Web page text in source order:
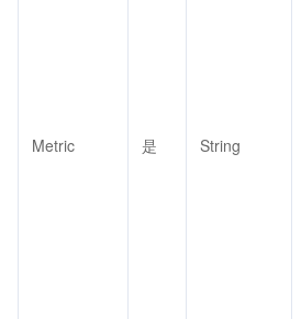
Metric 是 String